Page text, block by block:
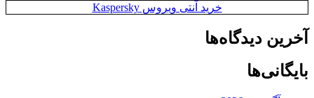
خرید آنتی ویروس Kaspersky
آخرین دیدگاه‌ها
بایگانی‌ها